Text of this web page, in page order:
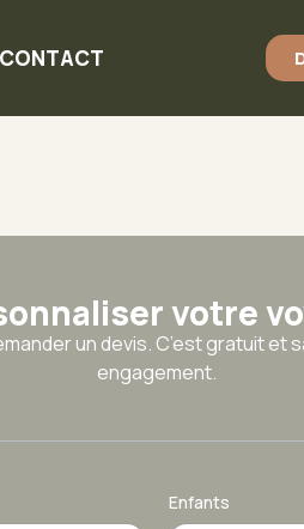
CONTACT
votre
un devis. C’est gratuit et
engagement.
Enfants